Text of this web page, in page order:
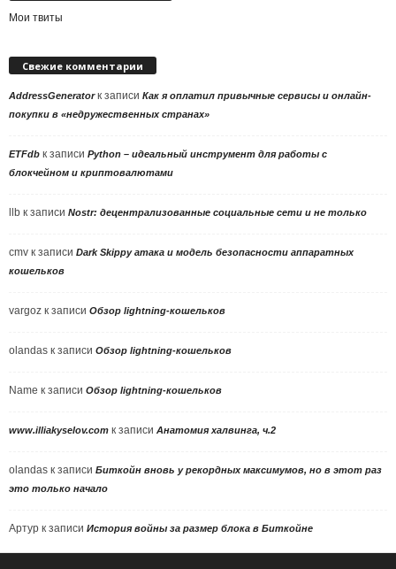
Мои твиты
Свежие комментарии
AddressGeneratorк записи Как я оплатил привычные сервисы и онлайн-
покупки в «недружественных странах»
ETFdb к записи Python – идеальный инструмент для работы с
блокчейном и криптовалютами
llb к записи Nostr: децентрализованные социальные сети и не только
cmv к записи Dark Skippy атака и модель безопасности аппаратных
кошельков
vargoz к записи Обзор lightning-кошельков
olandas к записи Обзор lightning-кошельков
Name к записи Обзор lightning-кошельков
www.illiakyselov.com к записи Анатомия халвинга, ч.2
olandas к записи Биткойн вновь у рекордных максимумов, но в этот раз
это только начало
Артур к записи История войны за размер блока в Биткойне